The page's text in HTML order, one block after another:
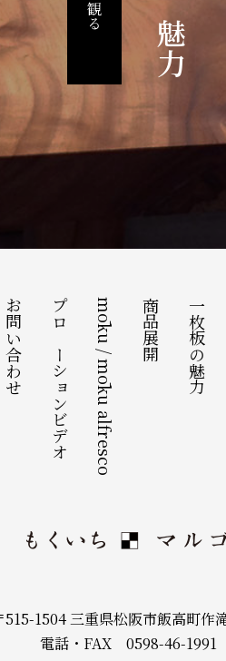
一枚板の魅力
商品展開
mōku / mōku alfresco
プロモーションビデオ
お問い合わせ
515-1504 三重県松阪市飯高町作
電話・FAX 0598-46-1991